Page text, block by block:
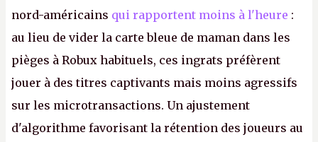
nord-américains qui rapportent moins à l'heure :
au lieu de vider la carte bleue de maman dans les
pièges à Robux habituels, ces ingrats préfèrent
jouer à des titres captivants mais moins agressifs
sur les microtransactions. Un ajustement
d'algorithme favorisant la rétention des joueurs au